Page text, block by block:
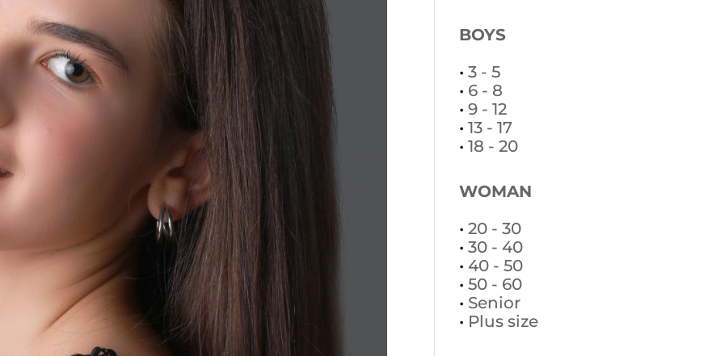
BOYS
•3 - 5
• 6 - 8
•9 - 12
•13 - 17
•18 - 20
WOMAN
•20 - 30
•30 - 40
•40 - 50
•50 - 60
• Senior
• Plus size